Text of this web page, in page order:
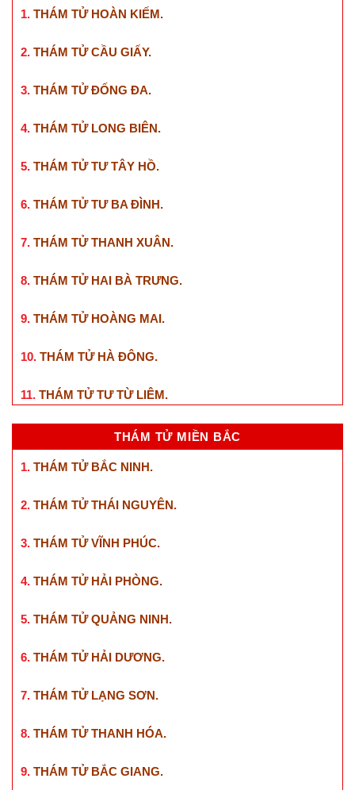
1. THÁM TỬ HOÀN KIẾM.
2. THÁM TỬ CẦU GIẤY.
3. THÁM TỬ ĐỐNG ĐA.
4. THÁM TỬ LONG BIÊN.
5. THÁM TỬ TƯ TÂY HỒ.
6. THÁM TỬ TƯ BA ĐÌNH.
7. THÁM TỬ THANH XUÂN.
8. THÁM TỬ HAI BÀ TRƯNG.
9. THÁM TỬ HOÀNG MAI.
10. THÁM TỬ HÀ ĐÔNG.
11. THÁM TỬ TƯ TỪ LIÊM.
THÁM TỬ MIỀN BẮC
1. THÁM TỬ BẮC NINH.
2. THÁM TỬ THÁI NGUYÊN.
3. THÁM TỬ VĨNH PHÚC.
4. THÁM TỬ HẢI PHÒNG.
5. THÁM TỬ QUẢNG NINH.
6. THÁM TỬ HẢI DƯƠNG.
7. THÁM TỬ LẠNG SƠN.
8. THÁM TỬ THANH HÓA.
9. THÁM TỬ BẮC GIANG.